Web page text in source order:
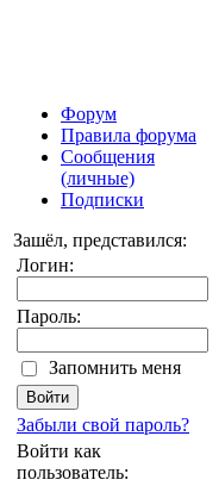
Форум
Правила форума
Сообщения
(личные)
Подписки
Зашёл, представился:
Логин:
Пароль:
Запомнить меня
Забыли свой пароль?
Войти как
пользователь: